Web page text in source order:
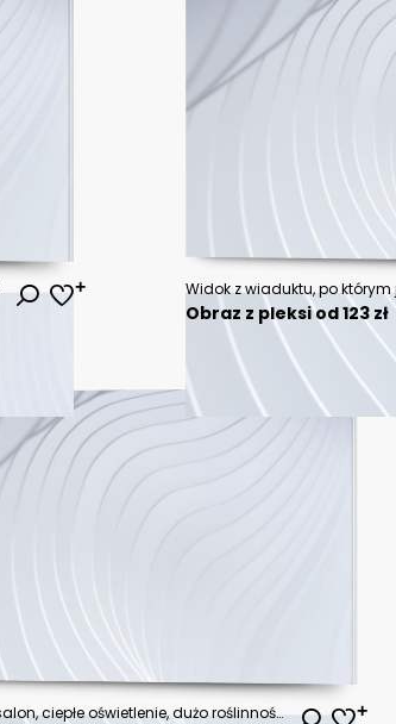
Widok z wiaduktu, po
Obraz z pleksi od 123 zł
Komfortowy salon, ciepłe oświetlenie, dużo roślinności